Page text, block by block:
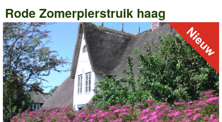
Rode Zomerpierstruik haag